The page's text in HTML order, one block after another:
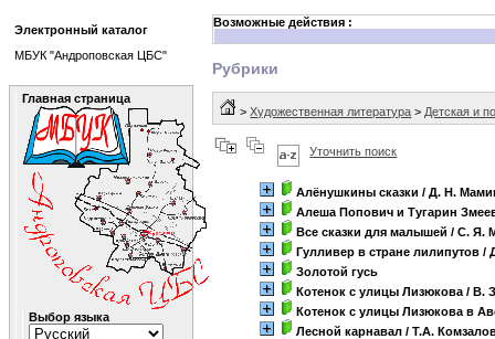
Возможные действия :
Рубрики
>Художественная литература > Детская и
Уточнить поиск
Алёнушкины сказки / Д. Н.
Алеша Попович и Тугарин
Все сказки для малышей / С. Я.
Гулливер в стране лилипутов /
Золотой гусь
Котенок с улицы Лизюкова / В.
Котенок с улицы Лизюкова в
Лесной карнавал / Т.А.
Электронный каталог
МБУК "Андроповская ЦБС"
Главная страница
Выбор языка